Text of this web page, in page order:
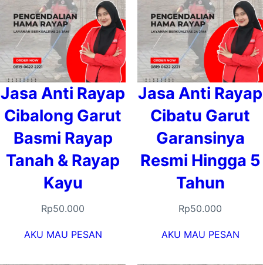
Jasa Anti Rayap
Cibalong Garut
Basmi Rayap
Tanah & Rayap
Kayu
Rp50.000
AKU MAU PESAN
Jasa Anti Rayap
Cibatu Garut
Garansinya
Resmi Hingga 5
Tahun
Rp50.000
AKU MAU PESAN